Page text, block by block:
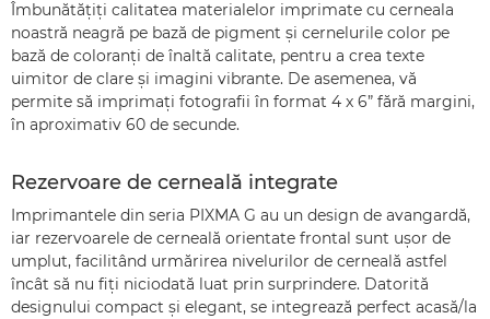
Îmbunătăţiţi calitatea materialelor imprimate cu cerneala
noastră neagră pe bază de pigment şi cernelurile color pe
bază de coloranţi de înaltă calitate, pentru a crea texte
uimitor de clare şi imagini vibrante. De asemenea, vă
permite să imprimaţi fotografii în format 4 x 6” fără margini,
în aproximativ 60 de secunde.
Rezervoare de cerneală integrate
Imprimantele din seria PIXMA G au un design de avangardă,
iar rezervoarele de cerneală orientate frontal sunt uşor de
umplut, facilitând urmărirea nivelurilor de cerneală astfel
încât să nu fiţi niciodată luat prin surprindere. Datorită
designului compact şi elegant, se integrează perfect acasă/la